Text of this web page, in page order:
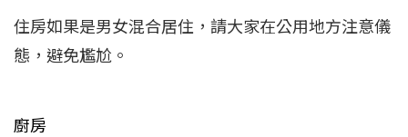
住房如果是男女混合居住，請大家在公用地方注意儀
態，避免尷尬。
廚房